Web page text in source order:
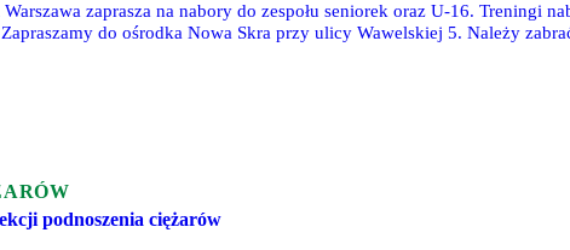
zaprasza na nabory do zespołu seniorek oraz U-16. Treningi
do ośrodka Nowa Skra przy ulicy Wawelskiej 5. Należy
podnoszenia ciężarów